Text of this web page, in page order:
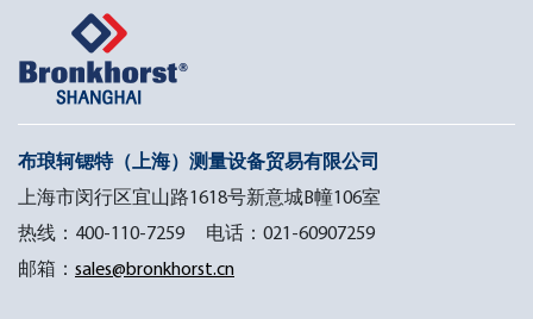
布琅轲锶特（上海）测量设备贸易有限公司
上海市闵行区宜山路1618号新意城B幢106室
热线：400-110-7259 电话：021-60907259
邮箱： sales@bronkhorst.cn